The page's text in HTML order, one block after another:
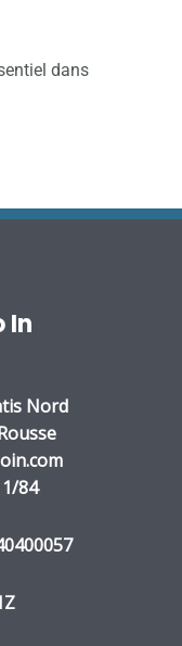
dans
In
Nord
84